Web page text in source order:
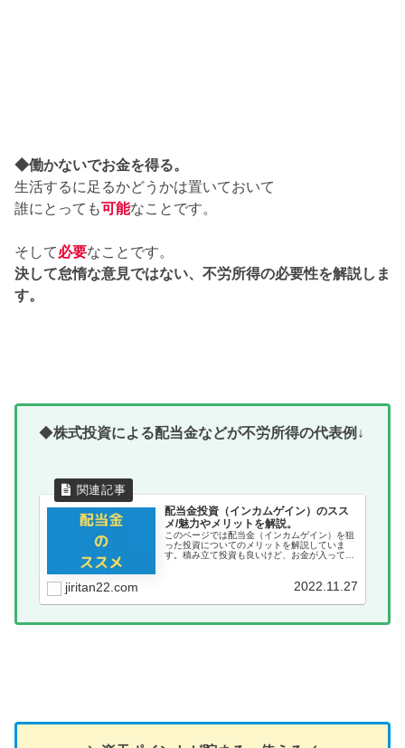
◆働かないでお金を得る。
生活するに足るかどうかは置いておいて
誰にとっても可能なことです。
そして必要なことです。
決して怠惰な意見ではない、不労所得の必要性を解説しま
す。
◆株式投資による配当金などが不労所得の代表例↓
配当金投資（インカムゲイン）のスス
メ/魅力やメリットを解説。
このページでは配当金（インカムゲイン）を狙
った投資についてのメリットを解説していま
す。積み立て投資も良いけど、お金が入ってく
jiritan22.com 2022.11.27